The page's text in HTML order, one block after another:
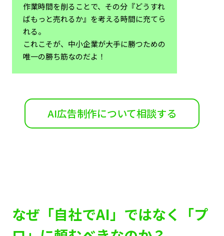
作業時間を削ることで、その分『どうすれ
ばもっと売れるか』を考える時間に充てら
れる。
これこそが、中小企業が大手に勝つための
唯一の勝ち筋なのだよ！
AI広告制作について相談する
なぜ「自社でAI」ではなく「プ